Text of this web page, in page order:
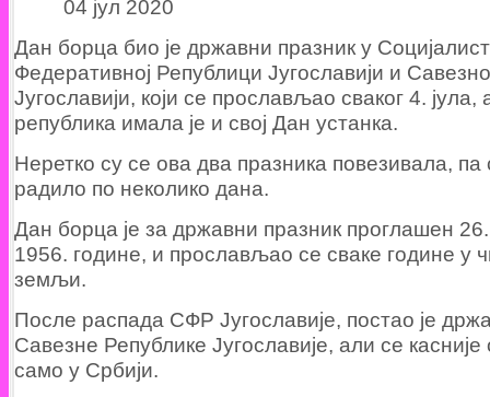
04 јул 2020
Дан борца био је државни празник у
Федеративној Републици Југославији и
Југославији, који се прослављао сваког 4. јула,
република имала је и свој Дан устанка.
Неретко су се ова два празника повезивала, па
радило по неколико дана.
Дан борца је за државни празник проглашен
1956. године, и прослављао се сваке године у
земљи.
После распада СФР Југославије, постао је
Савезне Републике Југославије, али се
само у Србији.